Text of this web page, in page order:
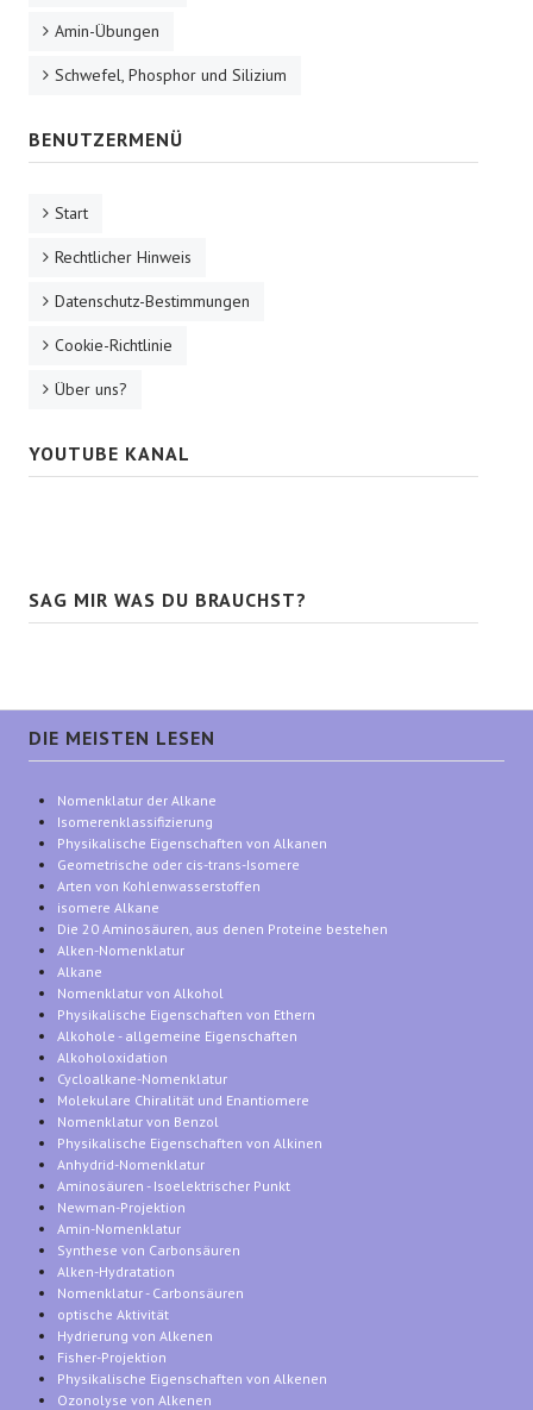
Amin-Übungen
Schwefel, Phosphor und Silizium
BENUTZERMENÜ
Start
Rechtlicher Hinweis
Datenschutz-Bestimmungen
Cookie-Richtlinie
Über uns?
YOUTUBE KANAL
SAG MIR WAS DU BRAUCHST?
DIE MEISTEN LESEN
Nomenklatur der Alkane
Isomerenklassifizierung
Physikalische Eigenschaften von Alkanen
Geometrische oder cis-trans-Isomere
Arten von Kohlenwasserstoffen
isomere Alkane
Die 20 Aminosäuren, aus denen Proteine bestehen
Alken-Nomenklatur
Alkane
Nomenklatur von Alkohol
Physikalische Eigenschaften von Ethern
Alkohole - allgemeine Eigenschaften
Alkoholoxidation
Cycloalkane-Nomenklatur
Molekulare Chiralität und Enantiomere
Nomenklatur von Benzol
Physikalische Eigenschaften von Alkinen
Anhydrid-Nomenklatur
Aminosäuren - Isoelektrischer Punkt
Newman-Projektion
Amin-Nomenklatur
Synthese von Carbonsäuren
Alken-Hydratation
Nomenklatur - Carbonsäuren
optische Aktivität
Hydrierung von Alkenen
Fisher-Projektion
Physikalische Eigenschaften von Alkenen
Ozonolyse von Alkenen